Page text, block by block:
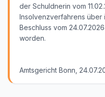
der Schuldnerin vom
Insolvenzverfahrens über
Beschluss vom
worden.
Amtsgericht Bonn,